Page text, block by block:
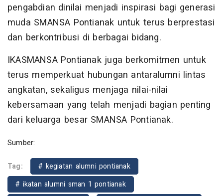
pengabdian dinilai menjadi inspirasi bagi generasi
muda SMANSA Pontianak untuk terus berprestasi
dan berkontribusi di berbagai bidang.
IKASMANSA Pontianak juga berkomitmen untuk
terus memperkuat hubungan antaralumni lintas
angkatan, sekaligus menjaga nilai-nilai
kebersamaan yang telah menjadi bagian penting
dari keluarga besar SMANSA Pontianak.
Sumber:
Tag:
# kegiatan alumni pontianak
# ikatan alumni sman 1 pontianak